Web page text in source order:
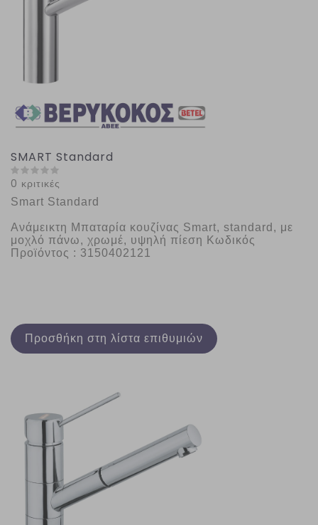
SMART Standard
0 κριτικές
Smart Standard
Ανάμεικτη Μπαταρία κουζίνας Smart, standard, με
μοχλό πάνω, χρωμέ, υψηλή πίεση Κωδικός
Προϊόντος : 3150402121
Προσθήκη στη λίστα επιθυμιών